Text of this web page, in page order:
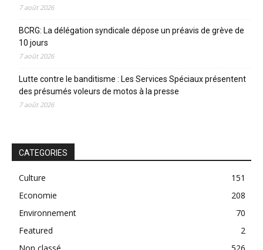
7 août 2026
BCRG: La délégation syndicale dépose un préavis de grève de
10 jours
7 août 2026
Lutte contre le banditisme : Les Services Spéciaux présentent
des présumés voleurs de motos à la presse
7 août 2026
CATEGORIES
Culture
151
Economie
208
Environnement
70
Featured
2